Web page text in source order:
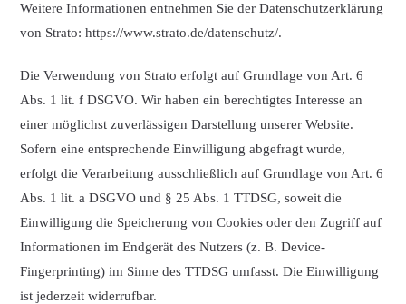
Weitere Informationen entnehmen Sie der Datenschutzerklärung
von Strato: https://www.strato.de/datenschutz/.
Die Verwendung von Strato erfolgt auf Grundlage von Art. 6
Abs. 1 lit. f DSGVO. Wir haben ein berechtigtes Interesse an
einer möglichst zuverlässigen Darstellung unserer Website.
Sofern eine entsprechende Einwilligung abgefragt wurde,
erfolgt die Verarbeitung ausschließlich auf Grundlage von Art. 6
Abs. 1 lit. a DSGVO und § 25 Abs. 1 TTDSG, soweit die
Einwilligung die Speicherung von Cookies oder den Zugriff auf
Informationen im Endgerät des Nutzers (z. B. Device-
Fingerprinting) im Sinne des TTDSG umfasst. Die Einwilligung
ist jederzeit widerrufbar.